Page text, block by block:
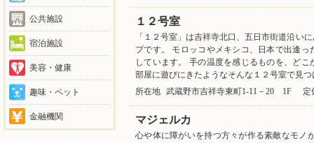
公共施設
宿泊施設
美容・健康
趣味・ペット
金融機関
１２号室
「１２号室」は吉祥寺北口、五日市街道沿い
プです。 モロッコやメキシコ、日本で出逢
しています。 手の温度を感じるものを、ど
部屋に遊びにきたようなそんな１２号室で見
所在地
武蔵野市吉祥寺東町1-11－20 1F 定
マジェルカ
心や体に障がいを持つ方々が作る素敵なモノ